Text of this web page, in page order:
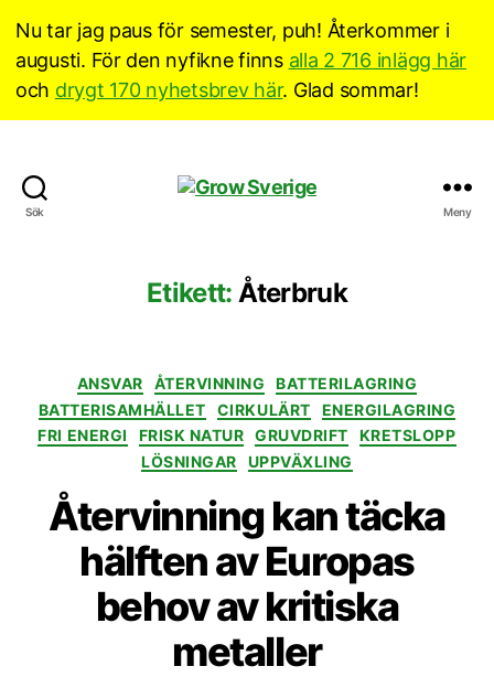
Nu tar jag paus för semester, puh! Återkommer i
augusti. För den nyfikne finns alla 2 716 inlägg här
och drygt 170 nyhetsbrev här. Glad sommar!
Sök Meny
Etikett: Återbruk
Kategorier
ANSVAR ÅTERVINNING
BATTERILAGRING
BATTERISAMHÄLLET
CIRKULÄRT
ENERGILAGRING
FRI ENERGI
FRISK NATUR GRUVDRIFT
KRETSLOPP
LÖSNINGAR
UPPVÄXLING
Återvinning kan täcka
hälften av Europas
behov av kritiska
metaller